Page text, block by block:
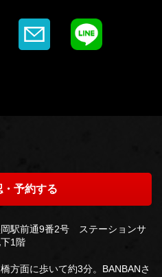
・予約する
駅前通9番2号 ステーションサ
1階
方面に歩いて約3分。BANBANさ